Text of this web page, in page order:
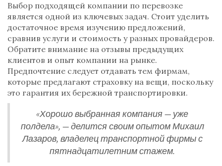
Выбор подходящей компании по перевозке
является одной из ключевых задач. Стоит уделить
достаточное время изучению предложений,
сравнив услуги и стоимость у разных провайдеров.
Обратите внимание на отзывы предыдущих
клиентов и опыт компании на рынке.
Предпочтение следует отдавать тем фирмам,
которые предлагают страховку на вещи, поскольку
это гарантия их бережной транспортировки.
«Хорошо выбранная компания — уже
полдела», — делится своим опытом Михаил
Лазаров, владелец транспортной фирмы с
пятнадцатилетним стажем.